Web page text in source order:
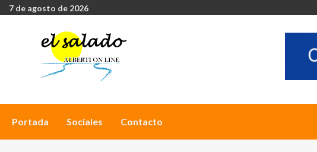
7 de agosto de 2026
Portada Sociales Contacto